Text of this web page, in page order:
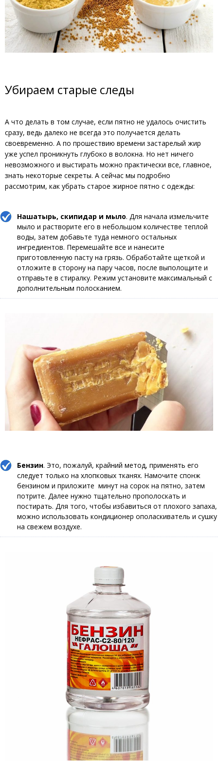
Убираем старые следы
А что делать в том случае, если пятно не удалось очистить
сразу, ведь далеко не всегда это получается делать
своевременно. А по прошествию времени застарелый жир
уже успел проникнуть глубоко в волокна. Но нет ничего
невозможного и выстирать можно практически все, главное,
знать некоторые секреты. А сейчас мы подробно
рассмотрим, как убрать старое жирное пятно с одежды:
Нашатырь, скипидар и мыло. Для начала измельчите
мыло и растворите его в небольшом количестве теплой
воды, затем добавьте туда немного остальных
ингредиентов. Перемешайте все и нанесите
приготовленную пасту на грязь. Обработайте щеткой и
отложите в сторону на пару часов, после выполощите и
отправьте в стиралку. Режим установите максимальный с
дополнительным полосканием.
Бензин. Это, пожалуй, крайний метод, применять его
следует только на хлопковых тканях. Намочите спонж
бензином и приложите минут на сорок на пятно, затем
потрите. Далее нужно тщательно прополоскать и
постирать. Для того, чтобы избавиться от плохого запаха,
можно использовать кондиционер ополаскиватель и сушку
на свежем воздухе.